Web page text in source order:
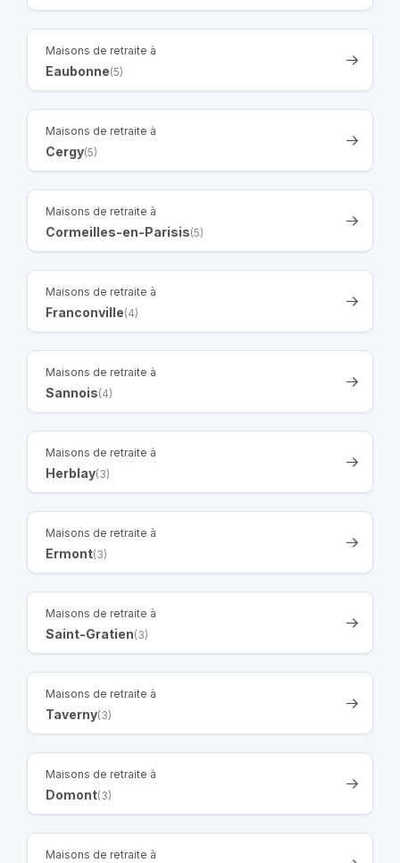
Maisons de retraite à
Eaubonne(5)
Maisons de retraite à
Cergy(5)
Maisons de retraite à
Cormeilles-en-Parisis(5)
Maisons de retraite à
Franconville(4)
Maisons de retraite à
Sannois(4)
Maisons de retraite à
Herblay(3)
Maisons de retraite à
Ermont(3)
Maisons de retraite à
Saint-Gratien(3)
Maisons de retraite à
Taverny(3)
Maisons de retraite à
Domont(3)
Maisons de retraite à